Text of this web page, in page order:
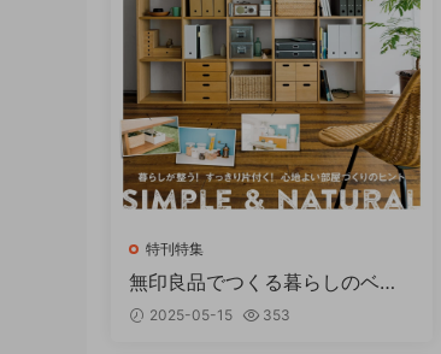
特刊特集
無印良品でつくる暮らしのベス
トアイデア PDF
2025-05-15 353